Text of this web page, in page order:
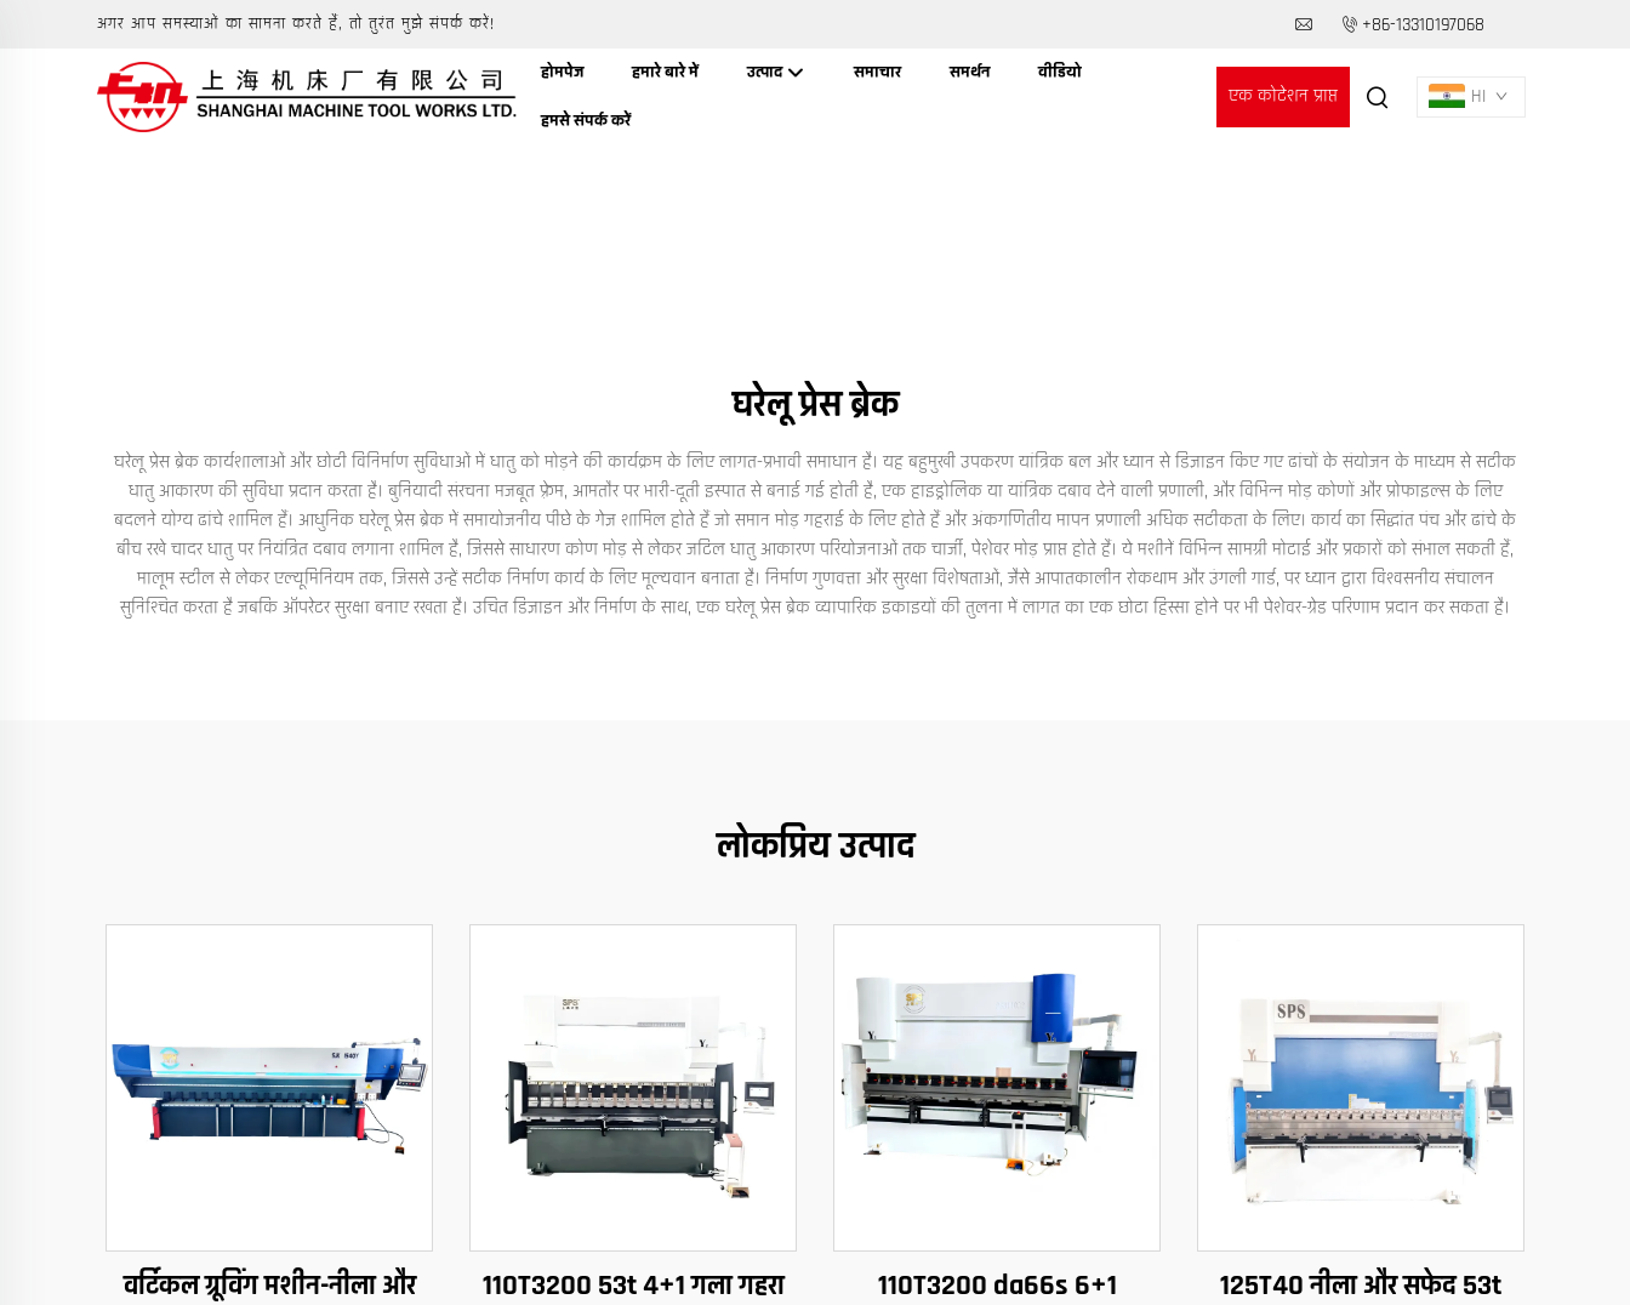
अगर आप समस्याओं का सामना करते हैं, तो तुरंत मुझे संपर्क करें! +86-13310197068
होमपेज हमारे बारे में उत्पाद समाचार समर्थन वीडियो
हमसे संपर्क करें
एक कोटेशन प्राप्त HI
घरेलू प्रेस ब्रेक
घरेलू प्रेस ब्रेक कार्यशालाओं और छोटी विनिर्माण सुविधाओं में धातु को मोड़ने की कार्यक्रम के लिए लागत-प्रभावी समाधान है। यह बहुमुखी उपकरण यांत्रिक बल और ध्यान से डिज़ाइन किए गए ढांचों के संयोजन के माध्यम से सटीक
धातु आकारण की सुविधा प्रदान करता है। बुनियादी संरचना मजबूत फ़्रेम, आमतौर पर भारी-दूती इस्पात से बनाई गई होती है, एक हाइड्रोलिक या यांत्रिक दबाव देने वाली प्रणाली, और विभिन्न मोड़ कोणों और प्रोफाइल्स के लिए
बदलने योग्य ढांचे शामिल हैं। आधुनिक घरेलू प्रेस ब्रेक में समायोजनीय पीछे के गेज़ शामिल होते हैं जो समान मोड़ गहराई के लिए होते हैं और अंकगणितीय मापन प्रणाली अधिक सटीकता के लिए। कार्य का सिद्धांत पंच और ढांचे के
बीच रखे चादर धातु पर नियंत्रित दबाव लगाना शामिल है, जिससे साधारण कोण मोड़ से लेकर जटिल धातु आकारण परियोजनाओं तक चार्जी, पेशेवर मोड़ प्राप्त होते हैं। ये मशीनें विभिन्न सामग्री मोटाई और प्रकारों को संभाल सकती हैं,
मालूम स्टील से लेकर एल्यूमिनियम तक, जिससे उन्हें सटीक निर्माण कार्य के लिए मूल्यवान बनाता है। निर्माण गुणवत्ता और सुरक्षा विशेषताओं, जैसे आपातकालीन रोकथाम और उंगली गार्ड, पर ध्यान द्वारा विश्वसनीय संचालन
सुनिश्चित करता है जबकि ऑपरेटर सुरक्षा बनाए रखता है। उचित डिज़ाइन और निर्माण के साथ, एक घरेलू प्रेस ब्रेक व्यापारिक इकाइयों की तुलना में लागत का एक छोटा हिस्सा होने पर भी पेशेवर-ग्रेड परिणाम प्रदान कर सकता है।
लोकप्रिय उत्पाद
वर्टिकल ग्रूविंग मशीन-नीला और
110T3200 53t 4+1 गला गहरा
110T3200 da66s 6+1 125T40 नीला और सफेद 53t